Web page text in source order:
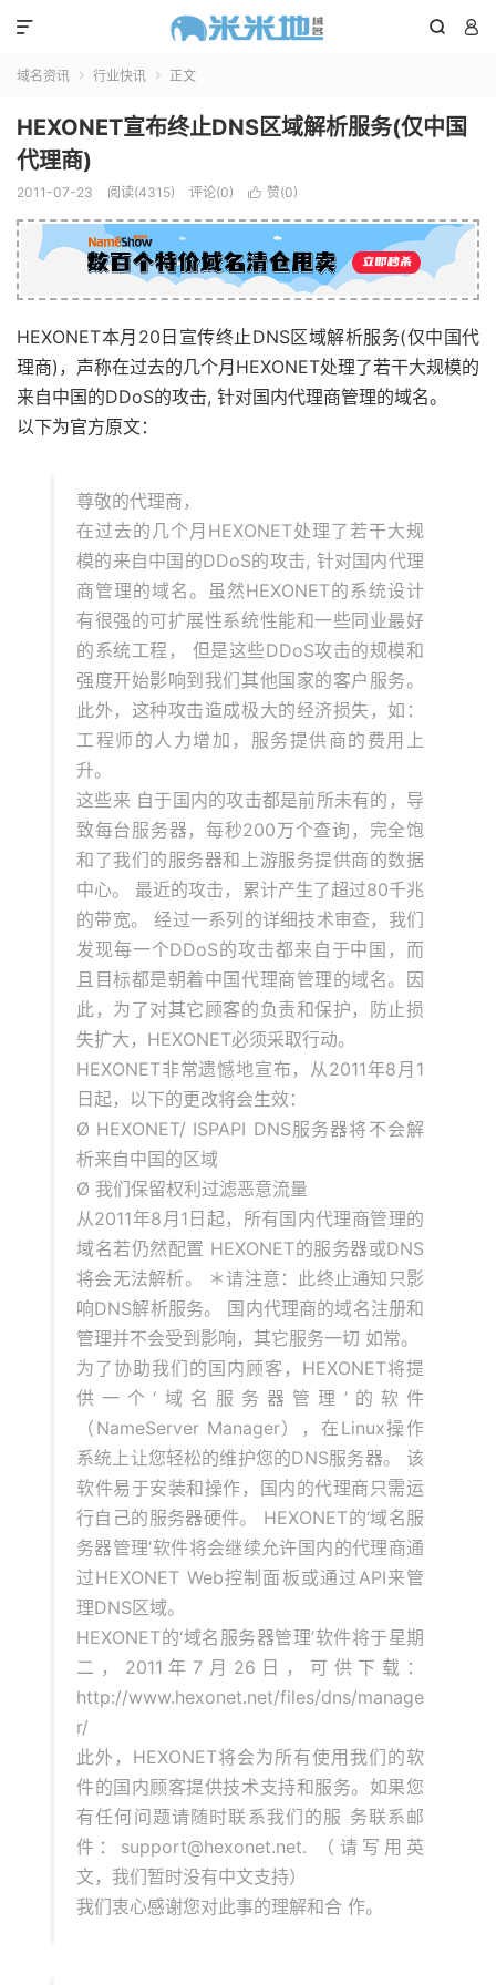
 

域名资讯  行业快讯  正文
HEXONET宣布终止DNS区域解析服务(仅中国
代理商)
2011-07-23 阅读(4315) 评论(0)  赞(0)
HEXONET本月20日宣传终止DNS区域解析服务(仅中国代
理商)，声称在过去的几个月HEXONET处理了若干大规模的
来自中国的DDoS的攻击, 针对国内代理商管理的域名。
以下为官方原文：
尊敬的代理商，
在过去的几个月HEXONET处理了若干大规
模的来自中国的DDoS的攻击, 针对国内代理
商管理的域名。虽然HEXONET的系统设计
有很强的可扩展性系统性能和一些同业最好
的系统工程， 但是这些DDoS攻击的规模和
强度开始影响到我们其他国家的客户服务。
此外，这种攻击造成极大的经济损失，如：
工程师的人力增加，服务提供商的费用上
升。
这些来 自于国内的攻击都是前所未有的，导
致每台服务器，每秒200万个查询，完全饱
和了我们的服务器和上游服务提供商的数据
中心。 最近的攻击，累计产生了超过80千兆
的带宽。 经过一系列的详细技术审查，我们
发现每一个DDoS的攻击都来自于中国，而
且目标都是朝着中国代理商管理的域名。因
此，为了对其它顾客的负责和保护，防止损
失扩大，HEXONET必须采取行动。
HEXONET非常遗憾地宣布，从2011年8月1
日起，以下的更改将会生效：
Ø HEXONET/ ISPAPI DNS服务器将不会解
析来自中国的区域
Ø 我们保留权利过滤恶意流量
从2011年8月1日起，所有国内代理商管理的
域名若仍然配置 HEXONET的服务器或DNS
将会无法解析。 ＊请注意：此终止通知只影
响DNS解析服务。 国内代理商的域名注册和
管理并不会受到影响，其它服务一切 如常。
为了协助我们的国内顾客，HEXONET将提
供一个‘域名服务器管理’的软件
（NameServer Manager），在Linux操作
系统上让您轻松的维护您的DNS服务器。 该
软件易于安装和操作，国内的代理商只需运
行自己的服务器硬件。 HEXONET的‘域名服
务器管理’软件将会继续允许国内的代理商通
过HEXONET Web控制面板或通过API来管
理DNS区域。
HEXONET的‘域名服务器管理’软件将于星期
二，2011年7月26日，可供下载：
http://www.hexonet.net/files/dns/manage
r/
此外，HEXONET将会为所有使用我们的软
件的国内顾客提供技术支持和服务。如果您
有任何问题请随时联系我们的服 务联系邮
件：support@hexonet.net. （请写用英
文，我们暂时没有中文支持）
我们衷心感谢您对此事的理解和合 作。